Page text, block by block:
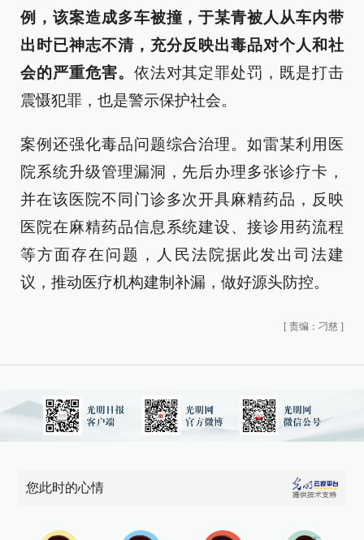
例，该案造成多车被撞，于某青被人从车内带
出时已神志不清，充分反映出毒品对个人和社
会的严重危害。 依法对其定罪处罚，既是打击
震慑犯罪，也是警示保护社会。
案例还强化毒品问题综合治理。如雷某利用医
院系统升级管理漏洞，先后办理多张诊疗卡，
并在该医院不同门诊多次开具麻精药品，反映
医院在麻精药品信息系统建设、接诊用药流程
等方面存在问题，人民法院据此发出司法建
议，推动医疗机构建制补漏，做好源头防控。
[ 责编：刁慈 ]
您此时的心情